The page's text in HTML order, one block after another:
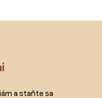
a staňte sa